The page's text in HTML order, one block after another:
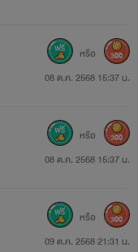
08 ต.ค. 2568 15:37 น.
หรือ 300
08 ต.ค. 2568 15:37 น.
หรือ 300
09 ต.ค. 2568 21:31 น.
หรือ 300